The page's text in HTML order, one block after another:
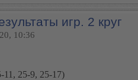
игр. 2 круг
10:36
11, 25-9, 25-17)